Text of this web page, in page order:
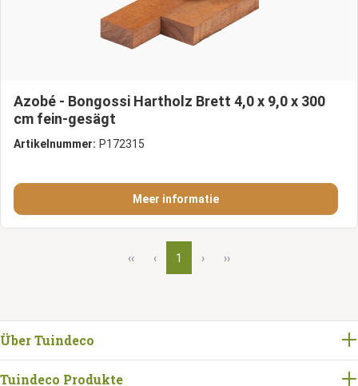
Azobé - Bongossi Hartholz Brett 4,0 x 9,0 x 300
cm fein-gesägt
Artikelnummer: P172315
Meer informatie
‹‹ ‹ 1 › ››
Über Tuindeco
Tuindeco Produkte